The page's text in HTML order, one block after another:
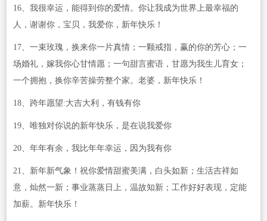
16、我很幸运，能得到你的爱情。你让我成为世界上最幸福的
人，谢谢你，宝贝，我爱你，新年快乐！
17、一束玫瑰，换来你一片真情；一颗戒指，赢的你的芳心；一
场婚礼，嫁我你心甘情愿；一句甜言蜜语，甘愿为我生儿育女；
一个拥抱，换你辛苦操劳整个家。老婆，新年快乐！
18、跨年愿望:大吉大利，有钱有你
19、唯独对你说的新年快乐，是在说我爱你
20、年年有余，我比年年幸运，因为我有你
21、新年新气象！祝你爱情甜蜜美满，白头如新；生活吉祥如
意，灿然一新；事业蒸蒸日上，温故知新；工作好好表现，定能
加薪。新年快乐！